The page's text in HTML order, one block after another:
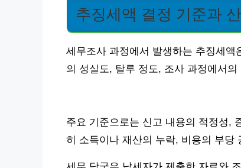
추징세액 결정 기준과
세무조사 과정에서 발생하는 추징세
의 성실도, 탈루 정도, 조사 과정에서
주요 기준으로는 신고 내용의 적정성,
히 소득이나 재산의 누락, 비용의 부당